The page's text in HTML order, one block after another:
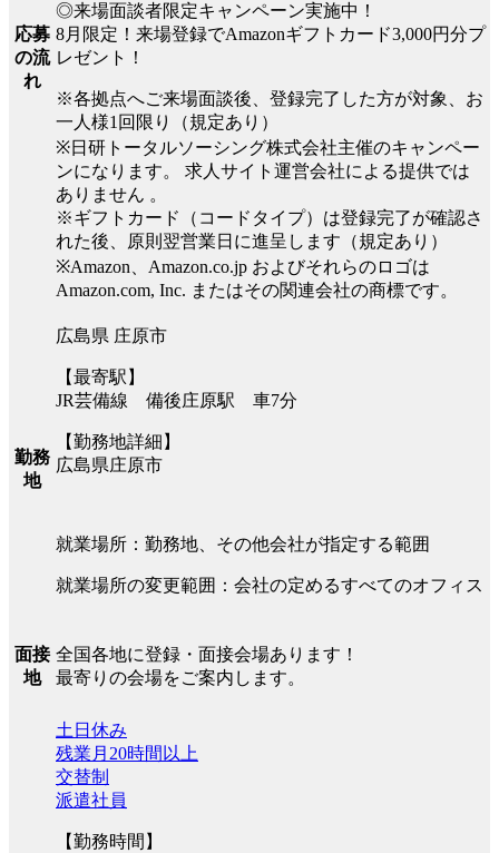
応募
の流
れ
◎来場面談者限定キャンペーン実施中！
8月限定！来場登録でAmazonギフトカード3,000円分プ
レゼント！
※各拠点へご来場面談後、登録完了した方が対象、お
一人様1回限り（規定あり）
※日研トータルソーシング株式会社主催のキャンペー
ンになります。 求人サイト運営会社による提供では
ありません 。
※ギフトカード（コードタイプ）は登録完了が確認さ
れた後、原則翌営業日に進呈します（規定あり）
※Amazon、Amazon.co.jp およびそれらのロゴは
Amazon.com, Inc. またはその関連会社の商標です。
勤務
地
広島県 庄原市
【最寄駅】
JR芸備線 備後庄原駅 車7分
【勤務地詳細】
広島県庄原市
就業場所：勤務地、その他会社が指定する範囲
就業場所の変更範囲：会社の定めるすべてのオフィス
面接
地
全国各地に登録・面接会場あります！
最寄りの会場をご案内します。
土日休み
残業月20時間以上
交替制
派遣社員
【勤務時間】